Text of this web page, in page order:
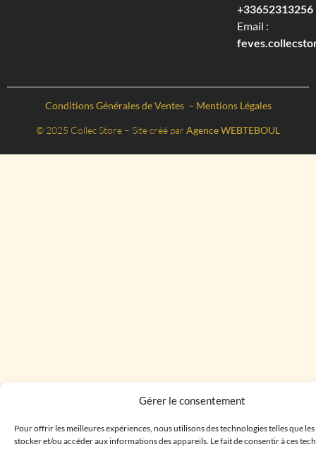
Gérer le consentement
Pour offrir les meilleures expériences, nous utilisons des technologies telles que
stocker et/ou accéder aux informations des appareils. Le fait de consentir à ces
+33652313256‬
Email :
Conditions Générales de Ventes – Mentions Légales
© 2025 Collec Store – Site créé par Agence WEBTEBOUL